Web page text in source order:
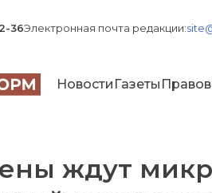
36Электронная почта редакции:
Новости Газеты
ждут